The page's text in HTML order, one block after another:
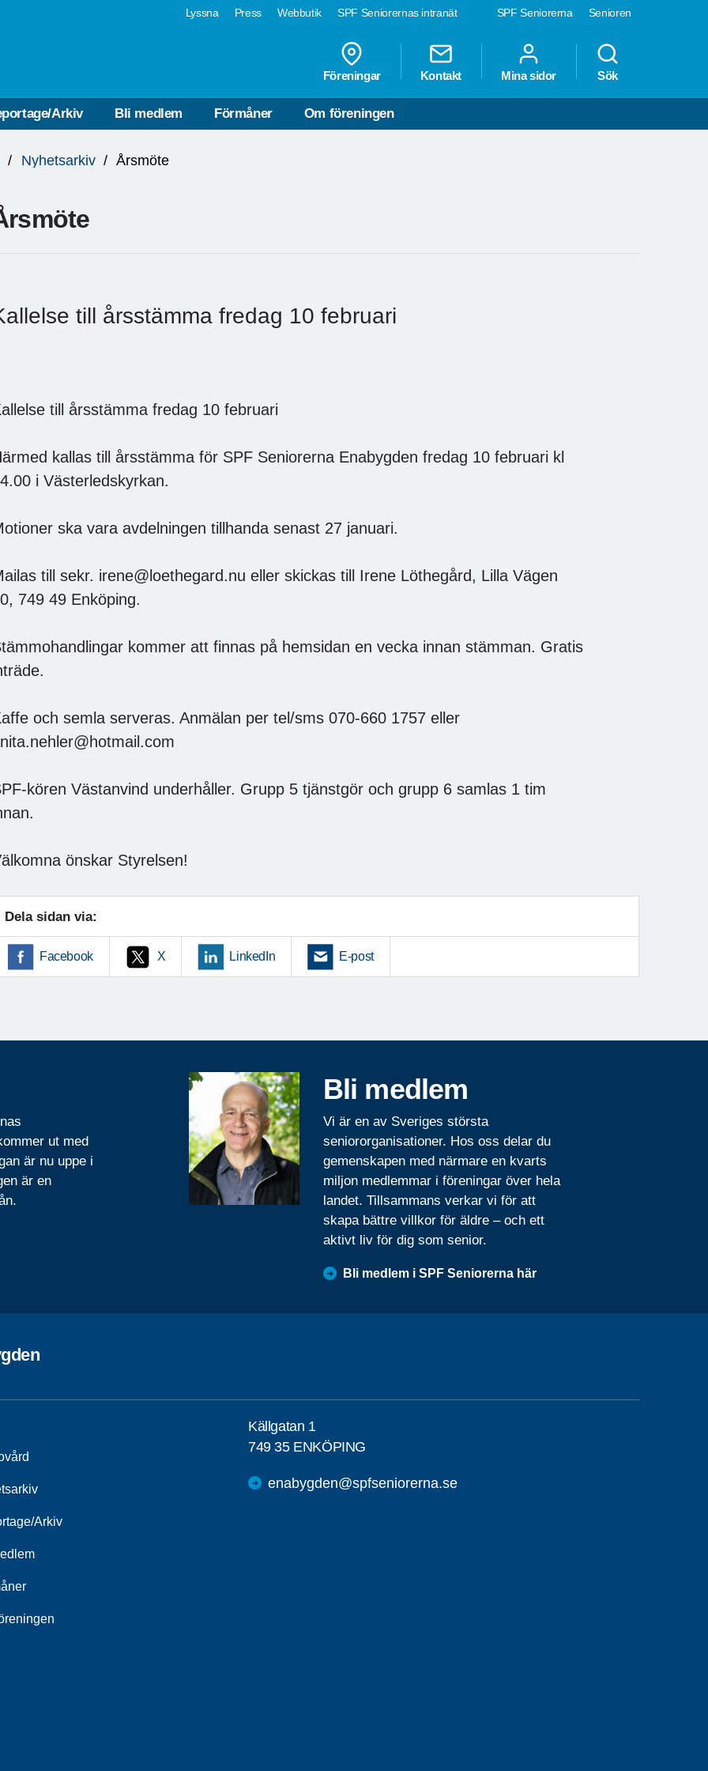
SPF Seniorerna Senioren
Lyssna Press Webbutik SPF Seniorernas intranät
Föreningar Kontakt Mina sidor Sök
Arkiv Bli medlem Förmåner Om föreningen
Nyhetsarkiv Årsmöte
till årsstämma fredag 10 februari
till årsstämma fredag 10 februari
kallas till årsstämma för SPF Seniorerna Enabygden fredag 10 februari kl
i Västerledskyrkan.
ska vara avdelningen tillhanda senast 27 januari.
till sekr. irene@loethegard.nu eller skickas till Irene Löthegård, Lilla Vägen
749 49 Enköping.
kommer att finnas på hemsidan en vecka innan stämman. Gratis
och semla serveras. Anmälan per tel/sms 070-660 1757 eller
kören Västanvind underhåller. Grupp 5 tjänstgör och grupp 6 samlas 1 tim
önskar Styrelsen!
Dela sidan via:
Facebook X LinkedIn E-post
ut med
är nu uppe i
är en
Bli medlem
Vi är en av Sveriges största
seniororganisationer. Hos oss delar du
gemenskapen med närmare en kvarts
miljon medlemmar i föreningar över hela
landet. Tillsammans verkar vi för att
skapa bättre villkor för äldre – och ett
aktivt liv för dig som senior.
Bli medlem i SPF Seniorerna här
Arkiv
Källgatan 1
749 35 ENKÖPING
enabygden@spfseniorerna.se